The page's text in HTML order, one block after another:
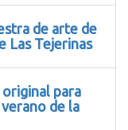
de arte de
Las Tejerinas
original para
de la